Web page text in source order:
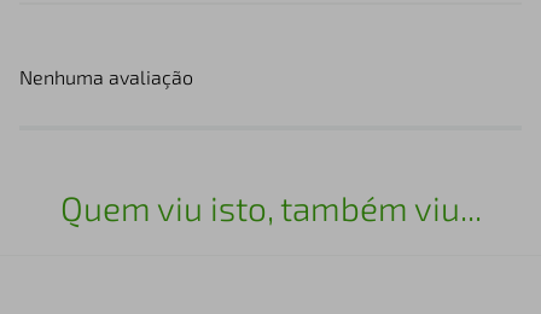
Nenhuma avaliação
Quem viu isto, também viu...